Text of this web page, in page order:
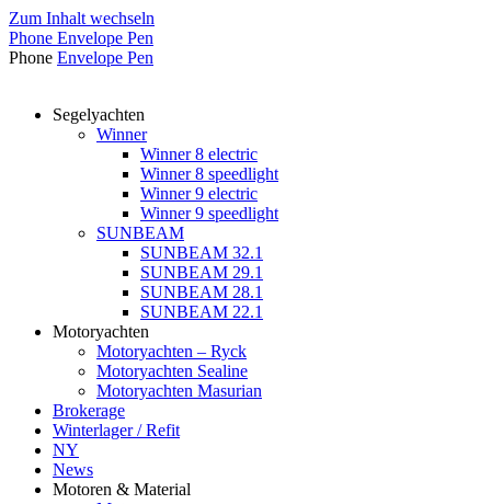
Zum Inhalt wechseln
Phone Envelope Pen
Phone Envelope Pen
Segelyachten
Winner
Winner 8 electric
Winner 8 speedlight
Winner 9 electric
Winner 9 speedlight
SUNBEAM
SUNBEAM 32.1
SUNBEAM 29.1
SUNBEAM 28.1
SUNBEAM 22.1
Motoryachten
Motoryachten – Ryck
Motoryachten Sealine
Motoryachten Masurian
Brokerage
Winterlager / Refit
NY
News
Motoren & Material